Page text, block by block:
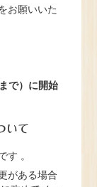
お願いいた
で）に開始
いて
す 。
がある場合